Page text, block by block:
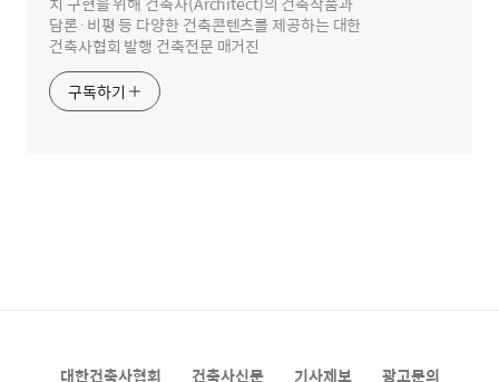
담론·비평 등 다양한 건축콘텐츠를 제공하는 대한
건축사협회 발행 건축전문 매거진
구독하기
대한건축사협회 건축사신문 기사제보 광고문의